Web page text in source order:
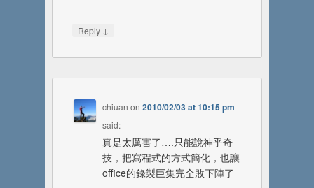
Reply ↓
chiuan on2010/02/03 at 10:15 pm
said:
真是太厲害了….只能說神乎奇
技，把寫程式的方式簡化，也讓
office的錄製巨集完全敗下陣了